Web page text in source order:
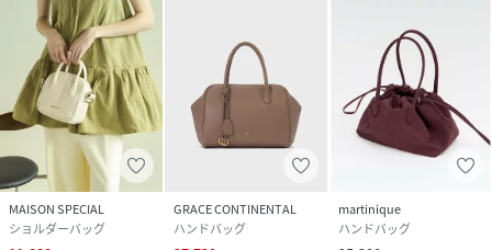
MAISON SPECIAL
ショルダーバッグ
GRACE CONTINENTAL
ハンドバッグ
martinique
ハンドバッグ